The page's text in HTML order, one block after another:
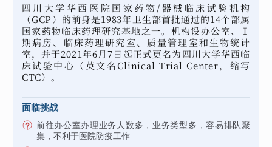
四川大学华西医院国家药物/器械临床试验机构
（GCP）的前身是1983年卫生部首批通过的14个部属
国家药物临床药理研究基地之一。机构设办公室、Ⅰ
期病房、临床药理研究室、质量管理室和生物统计
室，并于2021年6月7日起正式更名为四川大学华西临
床试验中心（英文名Clinical Trial Center，缩写
CTC）。
面临挑战
前往办公室办理业务人数多，业务类型多，容易排队聚
集，不利于医院防疫工作